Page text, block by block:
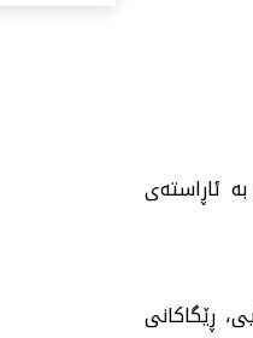
ئاڕاستەی
ڕێگاكانی